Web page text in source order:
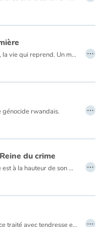
La guerre, des réfugiés, la vie qui reprend. Un morceau de lumière est un album poétique et optimiste sur la résilience. …
génocide rwandais.
…
du crime
La vie d’Agatha Christie est à la hauteur de son œuvre ! Elle est passionnante !
Elle fut infirmière pendant la Première Guerre mondiale. Son diplôme de préparatrice en pharmacie lui donna le goût des poisons et autres mixtures implacables pour les crimes de ses romans à venir… Grâce à son second mari elle se plongea dans l’archéologie. Ses intrigues prirent alors la couleur des chantiers de fouilles ! Sa vie et son œuvre se confondent.
…
Le thème de la différence traité avec tendresse et humour. Mais aussi celui du rôle joué par ceux qui viennent en aide aux victimes de guerre. …